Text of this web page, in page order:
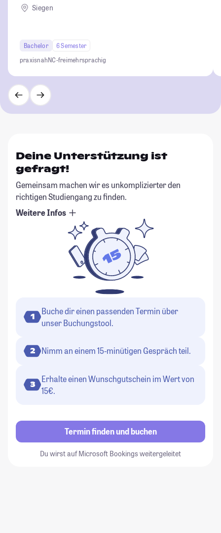
Siegen
Bachelor
6 Semester
praxisnahNC-freimehrsprachig
Deine Unterstützung ist
gefragt!
Gemeinsam machen wir es unkomplizierter den
richtigen Studiengang zu finden.
Weitere Infos
1
Buche dir einen passenden Termin über
unser Buchungstool.
2 Nimm an einem 15-minütigen Gespräch teil.
3
Erhalte einen Wunschgutschein im Wert von
15€.
Termin finden und buchen
Du wirst auf Microsoft Bookings weitergeleitet